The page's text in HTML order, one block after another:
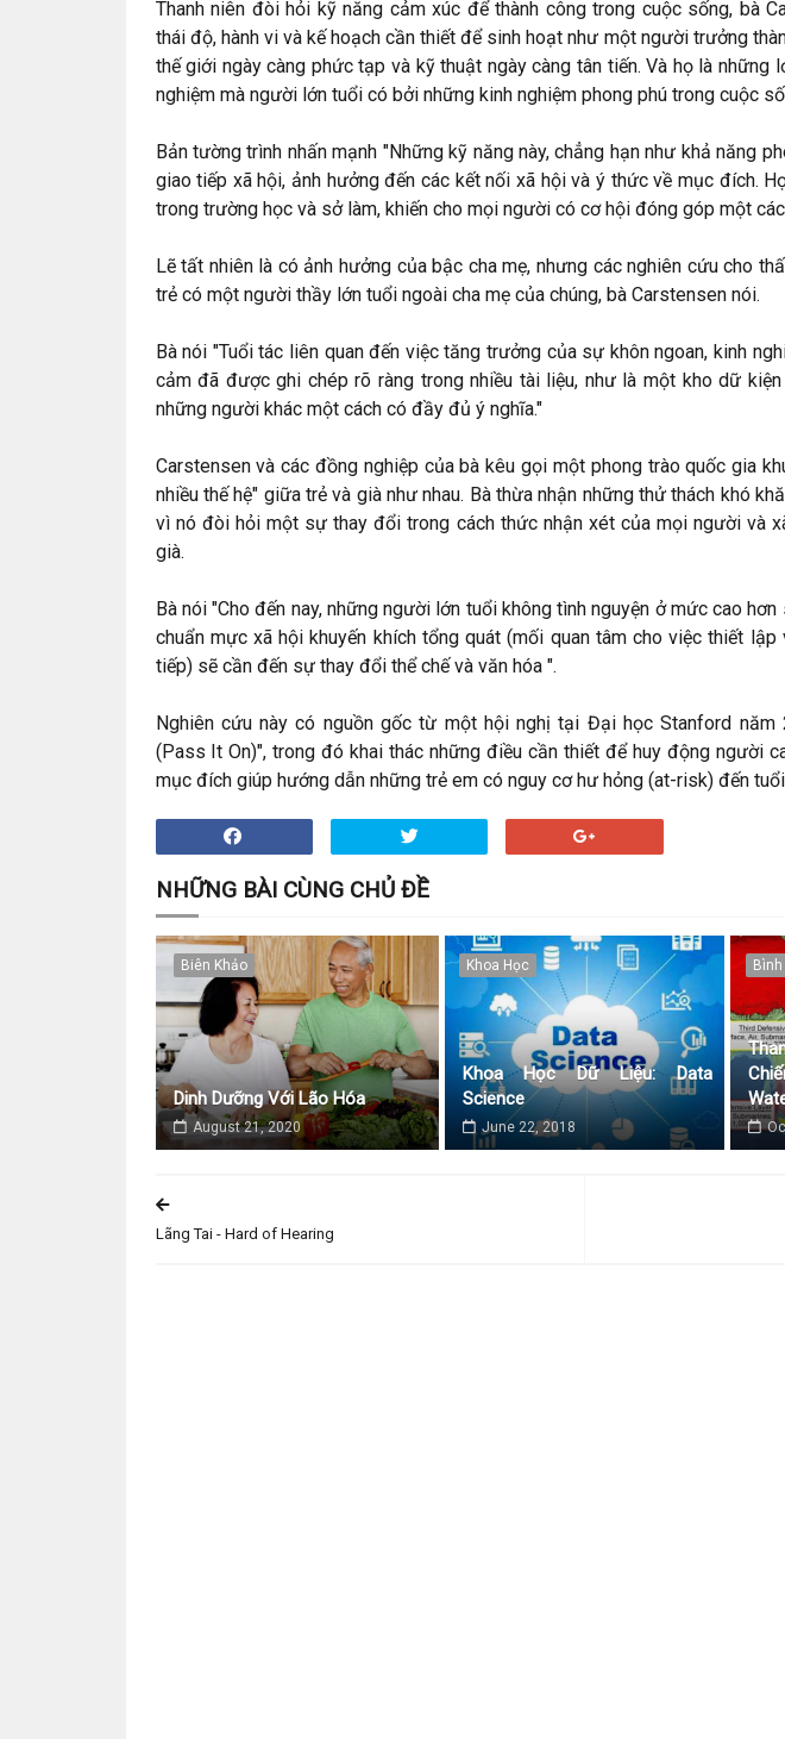
Thanh niên đòi hỏi kỹ năng cảm xúc để thành công trong cuộc sống, bà
thái độ, hành vi và kế hoạch cần thiết để sinh hoạt như một người trưởng
thế giới ngày càng phức tạp và kỹ thuật ngày càng tân tiến. Và họ là những
nghiệm mà người lớn tuổi có bởi những kinh nghiệm phong phú trong cuộc
Bản tường trình nhấn mạnh "Những kỹ năng này, chẳng hạn như khả năng
giao tiếp xã hội, ảnh hưởng đến các kết nối xã hội và ý thức về mục đích.
trong trường học và sở làm, khiến cho mọi người có cơ hội đóng góp một
Lẽ tất nhiên là có ảnh hưởng của bậc cha mẹ, nhưng các nghiên cứu cho
trẻ có một người thầy lớn tuổi ngoài cha mẹ của chúng, bà Carstensen nói.
Bà nói "Tuổi tác liên quan đến việc tăng trưởng của sự khôn ngoan, kinh
cảm đã được ghi chép rõ ràng trong nhiều tài liệu, như là một kho dữ
những người khác một cách có đầy đủ ý nghĩa."
Carstensen và các đồng nghiệp của bà kêu gọi một phong trào quốc gia
nhiều thế hệ" giữa trẻ và già như nhau. Bà thừa nhận những thử thách khó
vì nó đòi hỏi một sự thay đổi trong cách thức nhận xét của mọi người và
già.
Bà nói "Cho đến nay, những người lớn tuổi không tình nguyện ở mức cao
chuẩn mực xã hội khuyến khích tổng quát (mối quan tâm cho việc thiết
tiếp) sẽ cần đến sự thay đổi thể chế và văn hóa ".
Nghiên cứu này có nguồn gốc từ một hội nghị tại Đại học Stanford năm
(Pass It On)", trong đó khai thác những điều cần thiết để huy động người
mục đích giúp hướng dẫn những trẻ em có nguy cơ hư hỏng (at-risk) đến
NHỮNG BÀI CÙNG CHỦ ĐỀ
Biên Khảo
Dinh Dưỡng Với Lão Hóa
August 21, 2020
Khoa Học
Khoa Học Dữ Liệu: Data
Science
June 22, 2018
Lãng Tai - Hard of Hearing